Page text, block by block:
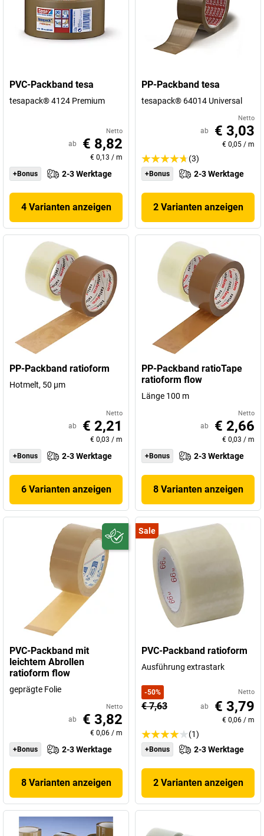
PVC-Packband tesa
tesapack® 4124 Premium
Netto
ab € 8,82
€ 0,13 / m
+Bonus
2-3 Werktage
4 Varianten anzeigen
PP-Packband tesa
tesapack® 64014 Universal
Netto
ab € 3,03
€ 0,05 / m
(3)
+Bonus 2-3 Werktage
2 Varianten anzeigen
PP-Packband ratioform
Hotmelt, 50 µm
Netto
ab € 2,21
€ 0,03 / m
+Bonus
2-3 Werktage
6 Varianten anzeigen
PP-Packband ratioTape
ratioform flow
Länge 100 m
Netto
ab € 2,66
€ 0,03 / m
+Bonus
2-3 Werktage
8 Varianten anzeigen
PVC-Packband mit
leichtem Abrollen
ratioform flow
geprägte Folie
Netto
ab € 3,82
€ 0,06 / m
+Bonus
2-3 Werktage
8 Varianten anzeigen
Sale
PVC-Packband ratioform
Ausführung extrastark
-50% Netto
€ 7,63 ab € 3,79
€ 0,06 / m
(1)
+Bonus 2-3 Werktage
2 Varianten anzeigen